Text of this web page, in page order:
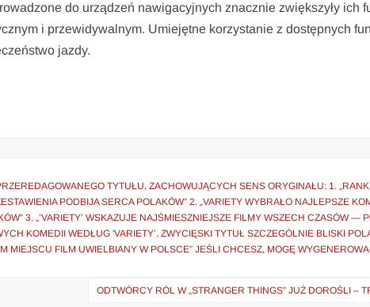
do urządzeń nawigacyjnych znacznie zwiększyły ich
i przewidywalnym. Umiejętne korzystanie z dostępnych
jazdy.
TYTUŁU, ZACHOWUJĄCYCH SENS ORYGINAŁU: 1.
PODBIJA SERCA POLAKÓW” 2. „VARIETY WYBRAŁO NAJLEPSZE
3. „’VARIETY’ WSKAZUJE NAJŚMIESZNIEJSZE FILMY WSZECH CZASÓW —
KOMEDII WEDŁUG 'VARIETY’. ZWYCIĘSKI TYTUŁ SZCZEGÓLNIE BLISKI
MIEJSCU FILM UWIELBIANY W POLSCE” JEŚLI CHCESZ, MOGĘ
ODTWÓRCY RÓL W „STRANGER THINGS” JUŻ DOROŚLI –